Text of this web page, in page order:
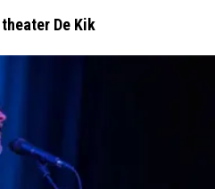
De Kik